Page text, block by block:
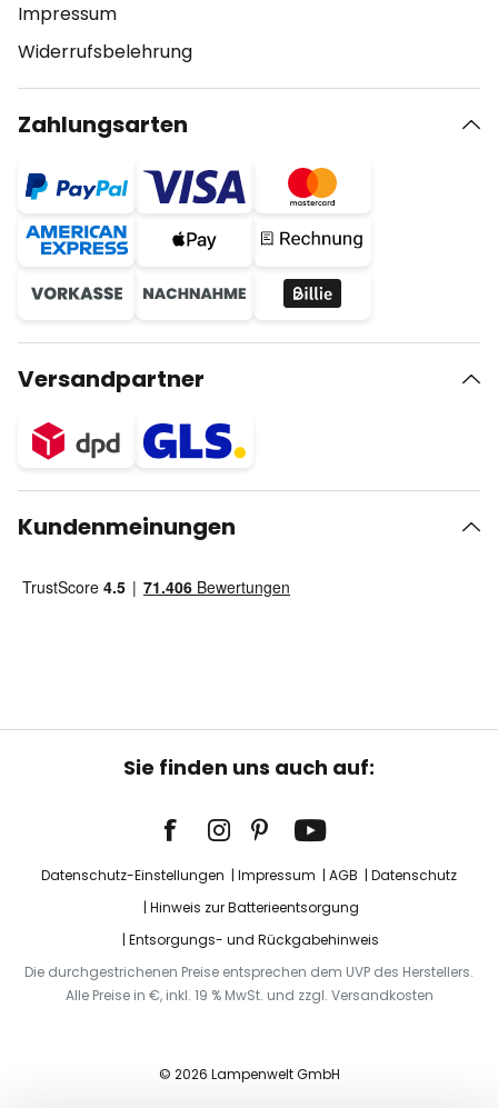
Impressum
Widerrufsbelehrung
Zahlungsarten
Versandpartner
Kundenmeinungen
Sie finden uns auch auf:
Datenschutz-Einstellungen Impressum AGB
Datenschutz
Hinweis zur Batterieentsorgung
Entsorgungs- und Rückgabehinweis
Die durchgestrichenen Preise entsprechen dem UVP des Herstellers.
Alle Preise in €, inkl. 19 % MwSt. und zzgl. Versandkosten
© 2026 Lampenwelt GmbH